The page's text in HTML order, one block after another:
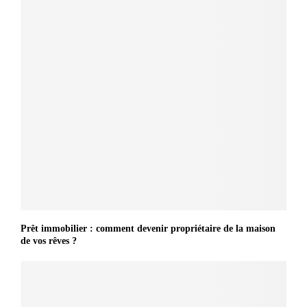
Prêt immobilier : comment devenir propriétaire de la maison
de vos rêves ?